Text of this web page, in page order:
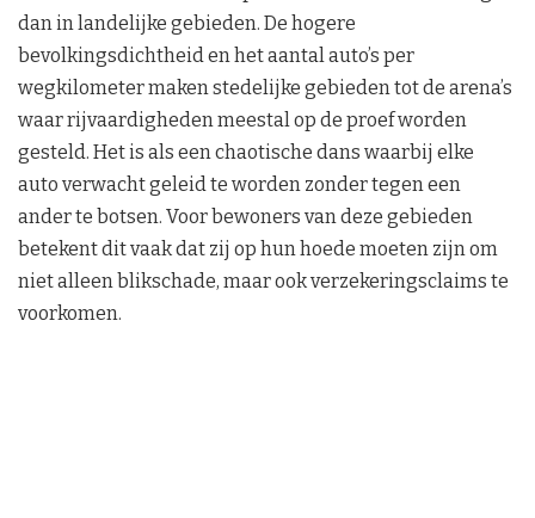
dan in landelijke gebieden. De hogere
bevolkingsdichtheid en het aantal auto’s per
wegkilometer maken stedelijke gebieden tot de arena’s
waar rijvaardigheden meestal op de proef worden
gesteld. Het is als een chaotische dans waarbij elke
auto verwacht geleid te worden zonder tegen een
ander te botsen. Voor bewoners van deze gebieden
betekent dit vaak dat zij op hun hoede moeten zijn om
niet alleen blikschade, maar ook verzekeringsclaims te
voorkomen.